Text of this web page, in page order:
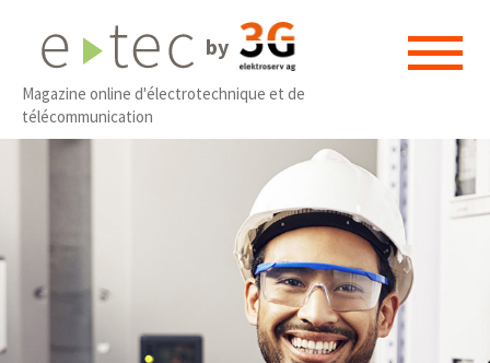
by
Magazine online d'électrotechnique et de
télécommunication